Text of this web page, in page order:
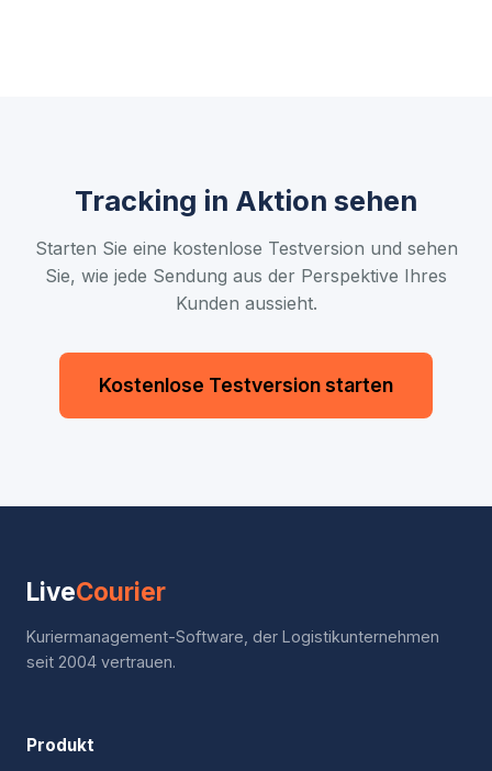
Tracking in Aktion sehen
Starten Sie eine kostenlose Testversion und sehen
Sie, wie jede Sendung aus der Perspektive Ihres
Kunden aussieht.
Kostenlose Testversion starten
LiveCourier
Kuriermanagement-Software, der Logistikunternehmen
seit 2004 vertrauen.
Produkt